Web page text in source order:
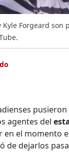
Kyle Forgeard
agentes del
en el momento
de dejarlos